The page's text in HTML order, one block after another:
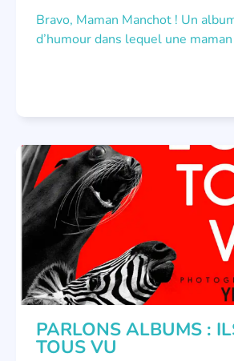
Bravo, Maman Manchot ! Un
d’humour dans lequel une
PARLONS ALBUMS
PARLONS ALBUMS :
TOUS VU